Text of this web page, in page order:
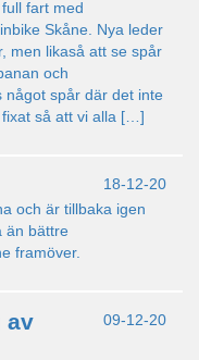
fart med
Skåne. Nya leder
men likaså att se spår
och
något spår där det inte
så att vi alla […]
18-12-20
och är tillbaka igen
än bättre
framöver.
09-12-20
av